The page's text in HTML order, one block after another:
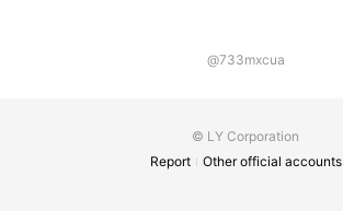
@733mxcua
© LY Corporation
Report
Other official accounts